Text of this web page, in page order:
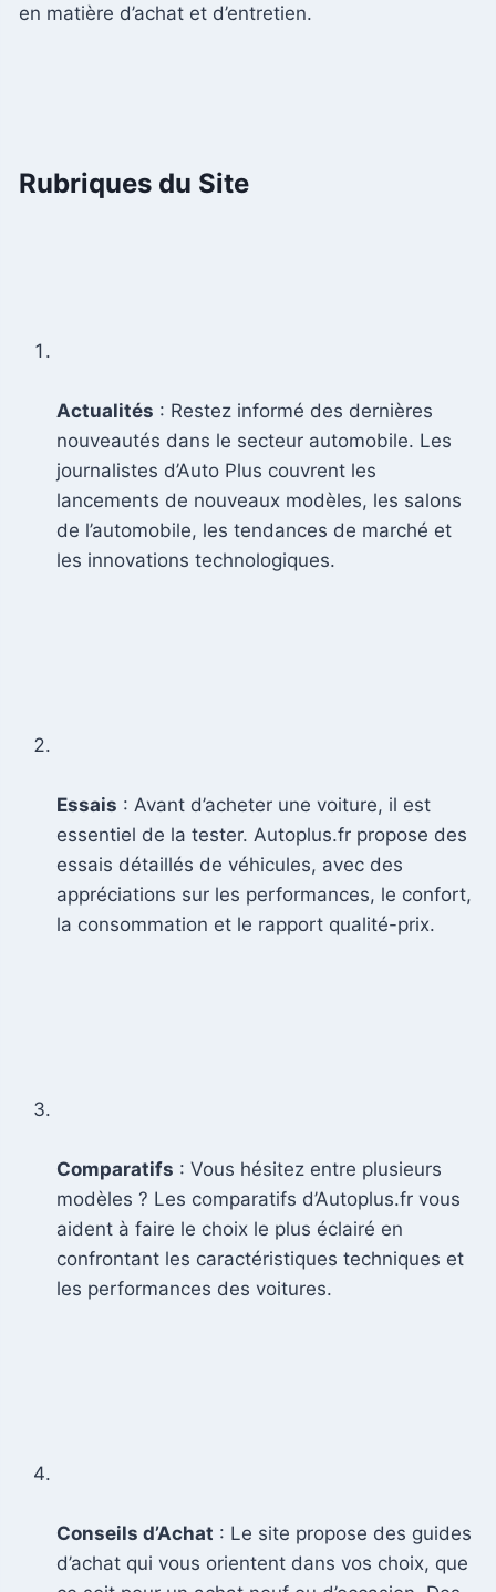
en matière d’achat et d’entretien.
Rubriques du Site
Actualités : Restez informé des dernières
nouveautés dans le secteur automobile. Les
journalistes d’Auto Plus couvrent les
lancements de nouveaux modèles, les salons
de l’automobile, les tendances de marché et
les innovations technologiques.
Essais : Avant d’acheter une voiture, il est
essentiel de la tester. Autoplus.fr propose des
essais détaillés de véhicules, avec des
appréciations sur les performances, le confort,
la consommation et le rapport qualité-prix.
Comparatifs : Vous hésitez entre plusieurs
modèles ? Les comparatifs d’Autoplus.fr vous
aident à faire le choix le plus éclairé en
confrontant les caractéristiques techniques et
les performances des voitures.
Conseils d’Achat : Le site propose des guides
d’achat qui vous orientent dans vos choix, que